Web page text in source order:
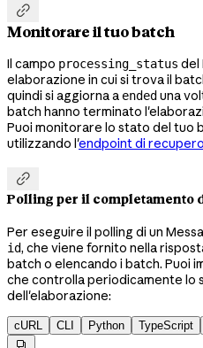

Monitorare il tuo batch
Il campo processing_status del
elaborazione in cui si trova il
quindi si aggiorna a endeduna
batch hanno terminato
Puoi monitorare lo stato del tuo
utilizzando l'endpoint di recupero

Polling per il completamento
Per eseguire il polling di un
id, che viene fornito nella
batch o elencando i batch. Puoi
che controlla periodicamente lo
dell'elaborazione:
cURL CLI Python TypeScript
